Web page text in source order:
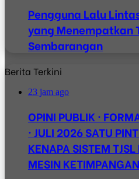
Pengguna Lalu
yang Menempatkan
Sembarangan
Berita Terkini
23 jam ago
OPINI PUBLIK ·
· JULI 2026 SATU
KENAPA SISTEM
MESIN KETIMPANGAN